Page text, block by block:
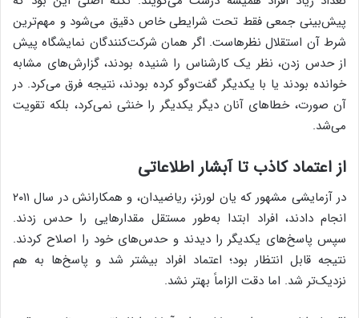
پیش‌بینی جمعی فقط تحت شرایطی خاص دقیق می‌شود و مهم‌ترین
شرط آن استقلال نظرهاست. اگر همان شرکت‌کنندگان نمایشگاه پیش
از حدس زدن، نظر یک کارشناس را شنیده بودند، گزارش‌های مشابه
خوانده بودند یا با یکدیگر گفت‌وگو کرده بودند، نتیجه فرق می‌کرد. در
آن صورت، خطاهای آنان دیگر یکدیگر را خنثی نمی‌کرد، بلکه تقویت
می‌شد.
از اعتماد کاذب تا آبشار اطلاعاتی
در آزمایشی مشهور که یان لورنز، ریاضیدان، و همکارانش در سال ۲۰۱۱
انجام دادند، افراد ابتدا به‌طور مستقل مقدارهایی را حدس زدند.
سپس پاسخ‌های یکدیگر را دیدند و حدس‌های خود را اصلاح کردند.
نتیجه قابل انتظار بود؛ اعتماد افراد بیشتر شد و پاسخ‌ها به هم
نزدیک‌تر شد. اما دقت الزاماً بهتر نشد.